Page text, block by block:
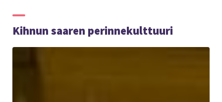
Kihnun saaren perinnekulttuuri